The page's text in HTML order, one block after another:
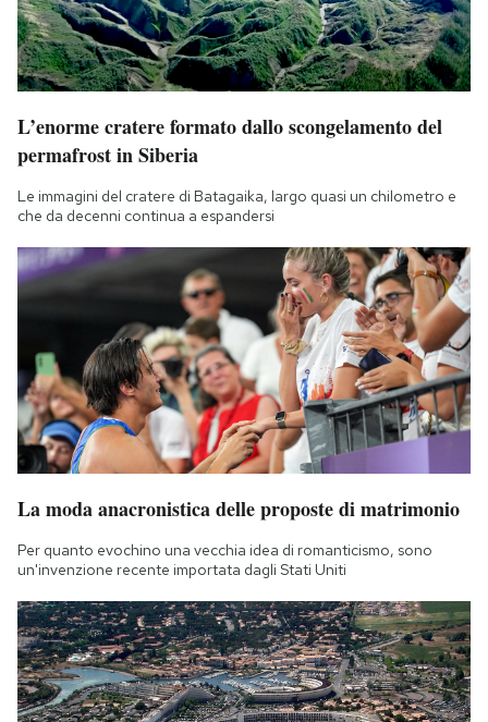
L’enorme cratere formato dallo scongelamento del
permafrost in Siberia
Le immagini del cratere di Batagaika, largo quasi un chilometro e
che da decenni continua a espandersi
La moda anacronistica delle proposte di matrimonio
Per quanto evochino una vecchia idea di romanticismo, sono
un'invenzione recente importata dagli Stati Uniti